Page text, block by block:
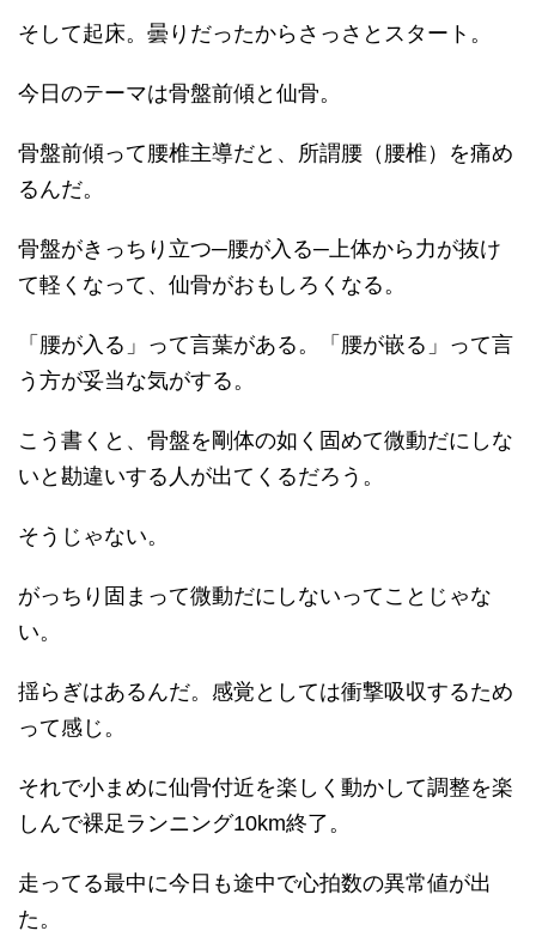
そして起床。曇りだったからさっさとスタート。
今日のテーマは骨盤前傾と仙骨。
骨盤前傾って腰椎主導だと、所謂腰（腰椎）を痛め
るんだ。
骨盤がきっちり立つ─腰が入る─上体から力が抜け
て軽くなって、仙骨がおもしろくなる。
「腰が入る」って言葉がある。「腰が嵌る」って言
う方が妥当な気がする。
こう書くと、骨盤を剛体の如く固めて微動だにしな
いと勘違いする人が出てくるだろう。
そうじゃない。
がっちり固まって微動だにしないってことじゃな
い。
揺らぎはあるんだ。感覚としては衝撃吸収するため
って感じ。
それで小まめに仙骨付近を楽しく動かして調整を楽
しんで裸足ランニング10km終了。
走ってる最中に今日も途中で心拍数の異常値が出
た。